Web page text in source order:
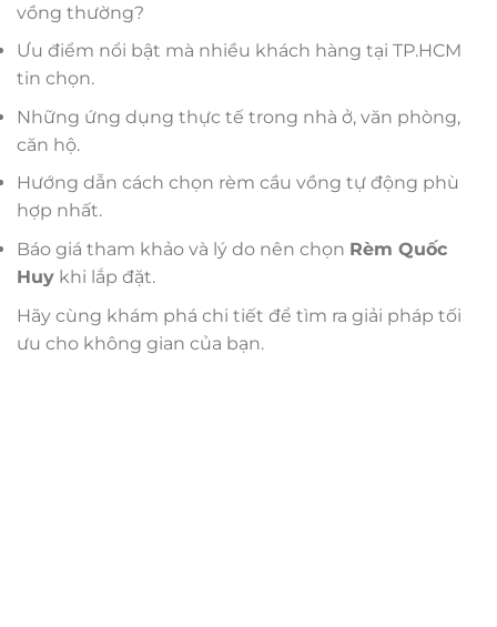
vồng thường?
Ưu điểm nổi bật mà nhiều khách hàng tại TP.HCM
tin chọn.
Những ứng dụng thực tế trong nhà ở, văn phòng,
căn hộ.
Hướng dẫn cách chọn rèm cầu vồng tự động phù
hợp nhất.
Báo giá tham khảo và lý do nên chọn Rèm Quốc
Huy khi lắp đặt.
Hãy cùng khám phá chi tiết để tìm ra giải pháp tối
ưu cho không gian của bạn.